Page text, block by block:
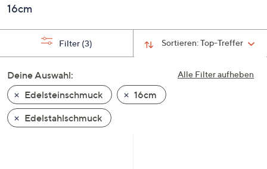
verwenden
oben
und
nach
unten
16cm
Sortieren:Top-Treffer
Filter (3)
Alle Filter aufheben
Deine Auswahl:
Edelsteinschmuck
16cm
Edelstahlschmuck